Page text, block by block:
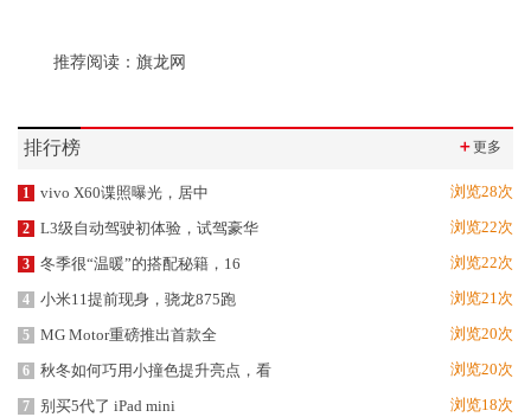
推荐阅读： 旗龙网
排行榜 ＋更多
1 vivo X60谍照曝光，居中 浏览28次
2 L3级自动驾驶初体验，试驾豪华 浏览22次
3 冬季很“温暖”的搭配秘籍，16 浏览22次
4 小米11提前现身，骁龙875跑 浏览21次
5 MG Motor重磅推出首款全 浏览20次
6 秋冬如何巧用小撞色提升亮点，看 浏览20次
7 别买5代了 iPad mini 浏览18次